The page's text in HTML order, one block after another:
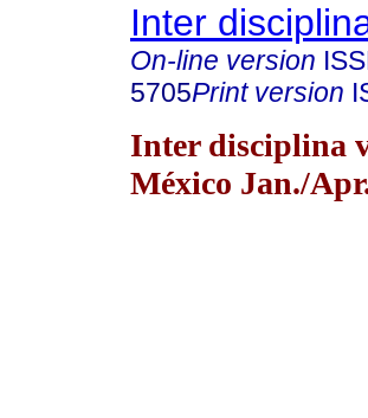
Inter
On-line version
5705Print version
Inter disciplina
México Jan./